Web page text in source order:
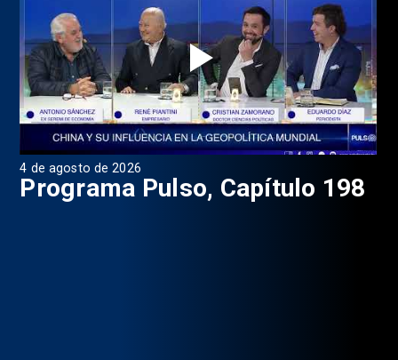
4 de agosto de 2026
Programa Pulso, Capítulo 198